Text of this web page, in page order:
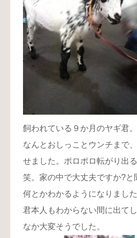
飼われている９か月のヤギ君
なんとおしっことウンチまで
せました。ポロポロ転がり出
笑。家の中で大丈夫ですか?と
何とかわかるようになりまし
君本人もわからない間に出て
なか大変そうでした。